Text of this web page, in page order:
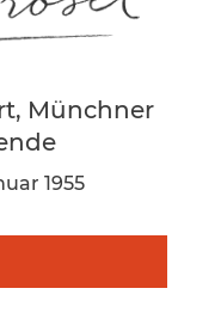
Münchner
1955